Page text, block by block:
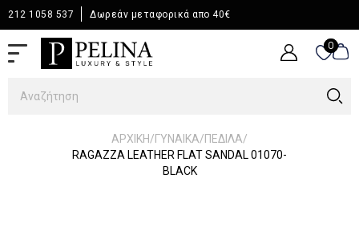
212 1058 537 Δωρεάν μεταφορικά απο 40€
0
0
ΑΡΧΙΚΉ/ΓΥΝΑΙΚΑ/ΠΕΔΙΛΑ/
RAGAZZA LEATHER FLAT SANDAL 01070-
BLACK